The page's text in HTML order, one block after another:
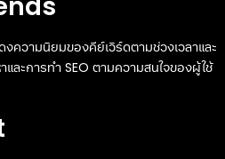
ความนิยมของคีย์เวิร์ดตามช่วงเวลาและ
ละการทำ SEO ตามความสนใจของผู้ใช้